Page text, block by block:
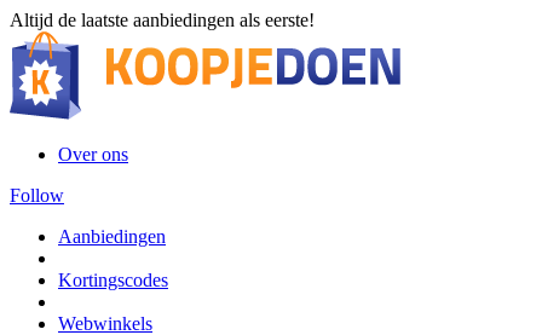
Altijd de laatste aanbiedingen als eerste!
Over ons
Follow
Aanbiedingen
Kortingscodes
Webwinkels